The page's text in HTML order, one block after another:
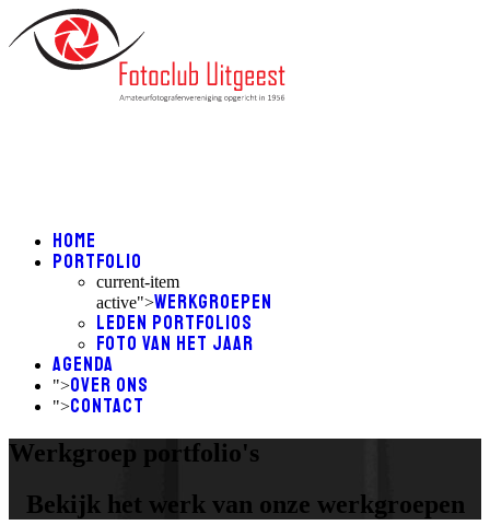
Home
Portfolio
current-item
active">Werkgroepen
Leden Portfolios
Foto van het Jaar
Agenda
">Over ons
">Contact
Werkgroep portfolio's
Bekijk het werk van onze werkgroepen